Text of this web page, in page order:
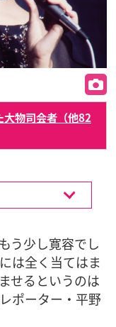
大物司会者（他82
う少し寛容でし
は全く当てはま
せるというのは
ポーター・平野